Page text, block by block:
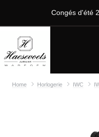
Congés d'été
Home Horlogerie IWC